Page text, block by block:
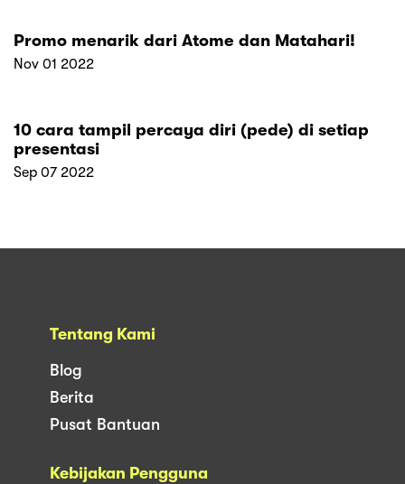
Promo menarik dari Atome dan Matahari!
Nov 01 2022
10 cara tampil percaya diri (pede) di setiap
presentasi
Sep 07 2022
Tentang Kami
Blog
Berita
Pusat Bantuan
Kebijakan Pengguna